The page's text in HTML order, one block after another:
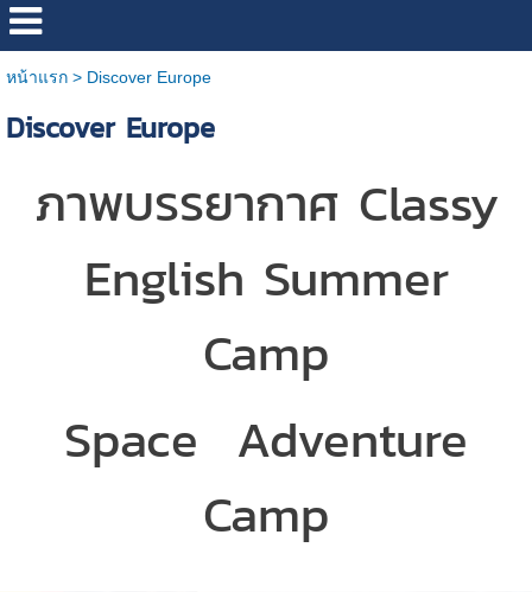
หน้าแรก> Discover Europe
Discover Europe
ภาพบรรยากาศ Classy
English Summer
Camp
Space Adventure
Camp